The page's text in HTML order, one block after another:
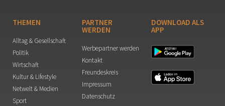
THEMEN
Alltag & Gesellschaft
Politik
Wirtschaft
Kultur & Lifestyle
Netwelt & Medien
Sport
PARTNER
WERDEN
Werbepartner werden
Kontakt
Freundeskreis
Impressum
Datenschutz
DOWNLOAD ALS
APP